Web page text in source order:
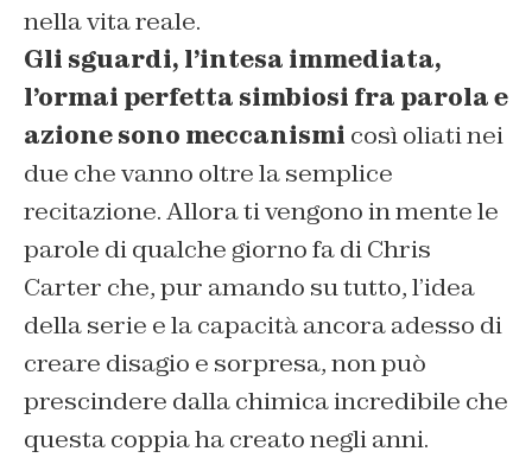
nella vita reale.
Gli sguardi, l’intesa immediata,
l’ormai perfetta simbiosi fra parola e
azione sono meccanismi così oliati nei
due che vanno oltre la semplice
recitazione. Allora ti vengono in mente le
parole di qualche giorno fa di Chris
Carter che, pur amando su tutto, l’idea
della serie e la capacità ancora adesso di
creare disagio e sorpresa, non può
prescindere dalla chimica incredibile che
questa coppia ha creato negli anni.